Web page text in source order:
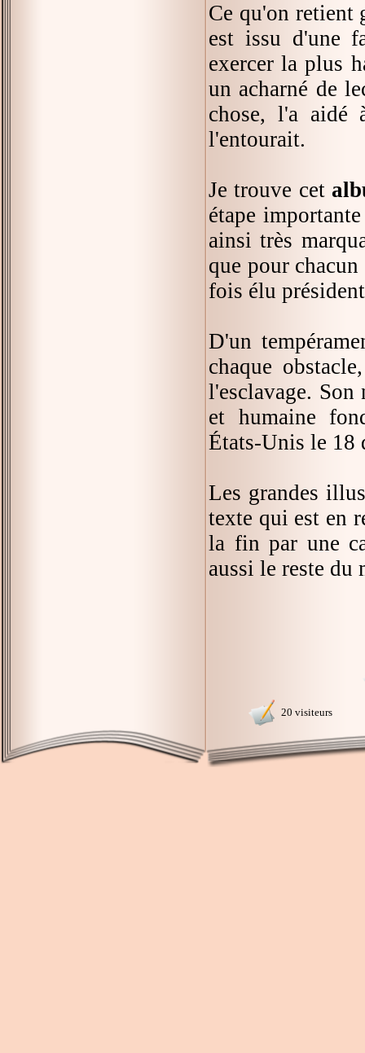
Ce qu'on retient
est issu d'une
exercer la plus
un acharné de
chose, l'a aidé
l'entourait.
Je trouve cet
étape
ainsi très
que pour
fois élu
D'un
chaque
l'esclavage.
et humaine
États-Unis le 18
Les grandes
texte qui est en
la fin par une
aussi le reste du
20 visiteurs